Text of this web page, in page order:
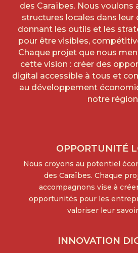
des Caraïbes. Nous voulons
structures locales dans leur
donnant les outils et les
pour être visibles,
Chaque projet que nous
cette vision : créer des
digital accessible à tous et
au développement
notre
OPPORTUNITÉ
Nous croyons au potentiel
des Caraïbes. Chaque
accompagnons vise à
opportunités pour les
valoriser leur
INNOVATION